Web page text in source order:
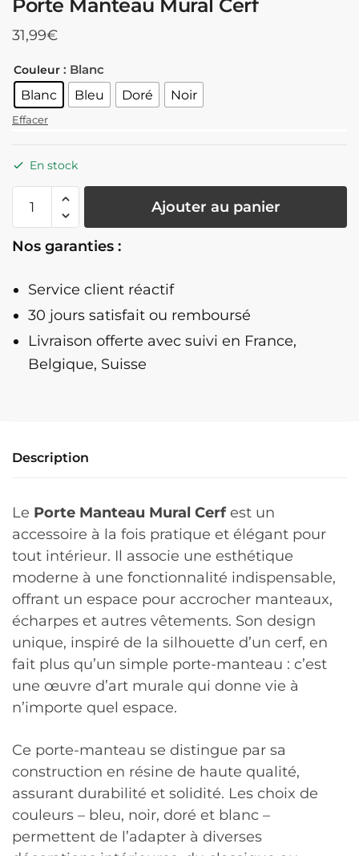
Porte Manteau Mural Cerf
31,99€
Couleur : Blanc
Blanc
Bleu Doré Noir
Effacer
En stock
Manteau
Cerf
Ajouter au panier
Nos garanties :
Service client réactif
30 jours satisfait ou remboursé
Livraison offerte avec suivi en France,
Belgique, Suisse
Description
Le Porte Manteau Mural Cerfest un
accessoire à la fois pratique et élégant pour
tout intérieur. Il associe une esthétique
moderne à une fonctionnalité indispensable,
offrant un espace pour accrocher manteaux,
écharpes et autres vêtements. Son design
unique, inspiré de la silhouette d’un cerf, en
fait plus qu’un simple porte-manteau : c’est
une œuvre d’art murale qui donne vie à
n’importe quel espace.
Ce porte-manteau se distingue par sa
construction en résine de haute qualité,
assurant durabilité et solidité. Les choix de
couleurs – bleu, noir, doré et blanc –
permettent de l’adapter à diverses